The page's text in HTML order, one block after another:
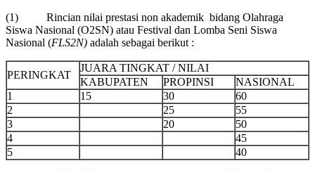
(1) Rincian nilai prestasi non akademik bidang Olahraga
Siswa Nasional (O2SN) atau Festival dan Lomba Seni Siswa
Nasional (FLS2N) adalah sebagai berikut :
PERINGKAT
JUARA TINGKAT / NILAI
KABUPATEN
PROPINSI
NASIONAL
1
15 30
60
2
25
55
3
20
50
4
45
5
40